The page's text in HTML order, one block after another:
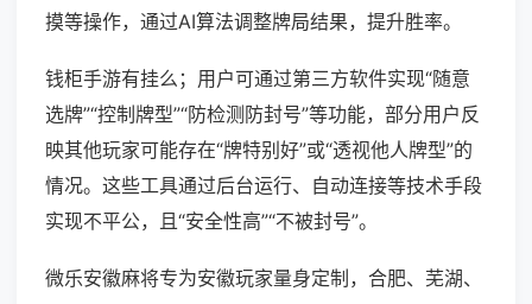
摸等操作，通过AI算法调整牌局结果，提升胜率。
钱柜手游有挂么；用户可通过第三方软件实现“随意
选牌”“控制牌型”“防检测防封号”等功能，部分用户反
映其他玩家可能存在“牌特别好”或“透视他人牌型”的
情况。这些工具通过后台运行、自动连接等技术手段
实现不平公，且“安全性高”“不被封号”。
微乐安徽麻将专为安徽玩家量身定制，合肥、芜湖、